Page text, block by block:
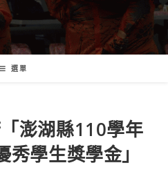
選單
澎湖縣110學年
學生獎學金」